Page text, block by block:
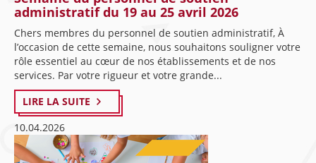
administratif du 19 au 25 avril 2026
Chers membres du personnel de soutien administratif, À
l’occasion de cette semaine, nous souhaitons souligner votre
rôle essentiel au cœur de nos établissements et de nos
services. Par votre rigueur et votre grande...
LIRE LA SUITE
10.04.2026